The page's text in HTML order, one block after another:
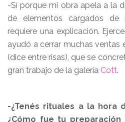
-Sí porque mi obra apela a la
de elementos cargados de
requiere una explicación.
ayudó a cerrar muchas ventas
(dice entre risas), que se
gran trabajo de la galería Cott.
-¿Tenés rituales a la hora
¿Cómo fue tu